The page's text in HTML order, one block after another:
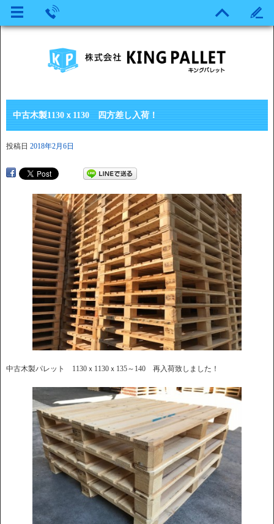
中古木製1130ｘ1130 四方差し入荷！
投稿日 2018年2月6日
中古木製パレット 1130ｘ1130ｘ135～140 再入荷致しました！